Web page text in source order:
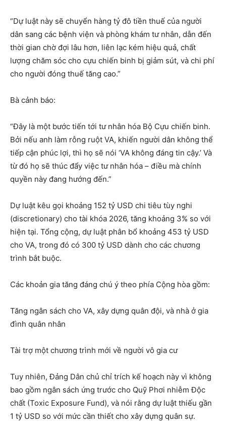
“Dự luật này sẽ chuyển hàng tỷ đô tiền thuế của người
dân sang các bệnh viện và phòng khám tư nhân, dẫn đến
thời gian chờ đợi lâu hơn, liên lạc kém hiệu quả, chất
lượng chăm sóc cho cựu chiến binh bị giảm sút, và chi phí
cho người đóng thuế tăng cao.”
Bà cảnh báo:
“Đây là một bước tiến tới tư nhân hóa Bộ Cựu chiến binh.
Bởi nếu anh làm rỗng ruột VA, khiến người dân không thể
tiếp cận phúc lợi, thì họ sẽ nói ‘VA không đáng tin cậy.’ Và
từ đó họ sẽ thúc đẩy việc tư nhân hóa – điều mà chính
quyền này đang hướng đến.”
Dự luật kêu gọi khoảng 152 tỷ USD chi tiêu tùy nghi
(discretionary) cho tài khóa 2026, tăng khoảng 3% so với
hiện tại. Tổng cộng, dự luật phân bổ khoảng 453 tỷ USD
cho VA, trong đó có 300 tỷ USD dành cho các chương
trình bắt buộc.
Các khoản gia tăng đáng chú ý theo phía Cộng hòa gồm:
Tăng ngân sách cho VA, xây dựng quân đội, và nhà ở gia
đình quân nhân
Tài trợ một chương trình mới về người vô gia cư
Tuy nhiên, Đảng Dân chủ chỉ trích kế hoạch này vì không
bao gồm ngân sách ứng trước cho Quỹ Phơi nhiễm Độc
chất (Toxic Exposure Fund), và nói rằng dự luật thiếu gần
1 tỷ USD so với mức cần thiết cho xây dựng quân sự.